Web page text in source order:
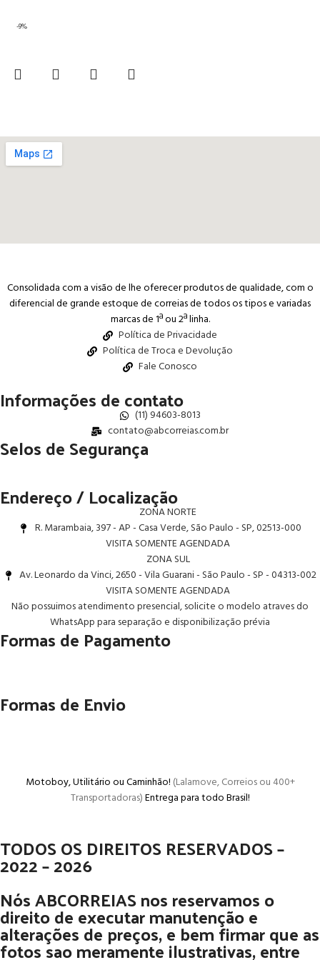
-9%
Consolidada com a visão de lhe oferecer produtos de qualidade, com o
diferencial de grande estoque de correias de todos os tipos e variadas
marcas de 1ª ou 2ª linha.
Política de Privacidade
Política de Troca e Devolução
Fale Conosco
Informações de contato
(11) 94603-8013
contato@abcorreias.com.br
Selos de Segurança
Endereço / Localização
ZONA NORTE
R. Marambaia, 397 - AP - Casa Verde, São Paulo - SP, 02513-000
VISITA SOMENTE AGENDADA
ZONA SUL
Av. Leonardo da Vinci, 2650 - Vila Guarani - São Paulo - SP - 04313-002
VISITA SOMENTE AGENDADA
Não possuimos atendimento presencial, solicite o modelo atraves do
WhatsApp para separação e disponibilização prévia
Formas de Pagamento
Formas de Envio
Motoboy, Utilitário ou Caminhão! (Lalamove, Correios ou 400+
Transportadoras)Entrega para todo Brasil!
TODOS OS DIREITOS RESERVADOS –
2022 – 2026
Nós ABCORREIAS nos reservamos o
direito de executar manutenção e
alterações de preços, e bem firmar que as
fotos sao meramente ilustrativas, entre